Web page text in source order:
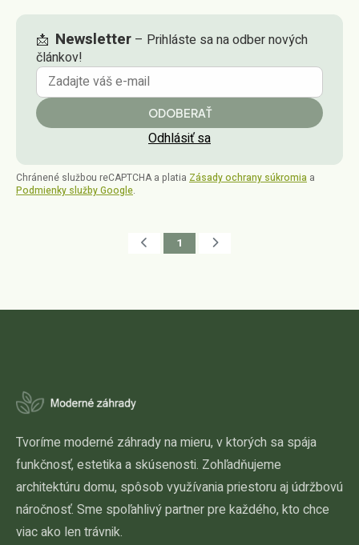
📩 Newsletter – Prihláste sa na odber nových
článkov!
ODOBERAŤ
Odhlásiť sa
Chránené službou reCAPTCHA a platia Zásady ochrany súkromia a
Podmienky služby Google.
1
Tvoríme moderné záhrady na mieru, v ktorých sa spája
funkčnosť, estetika a skúsenosti. Zohľadňujeme
architektúru domu, spôsob využívania priestoru aj údržbovú
náročnosť. Sme spoľahlivý partner pre každého, kto chce
viac ako len trávnik.